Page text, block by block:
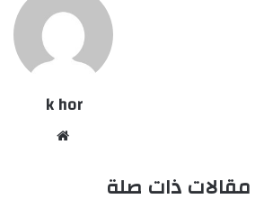
k hor
مقالات ذات صلة